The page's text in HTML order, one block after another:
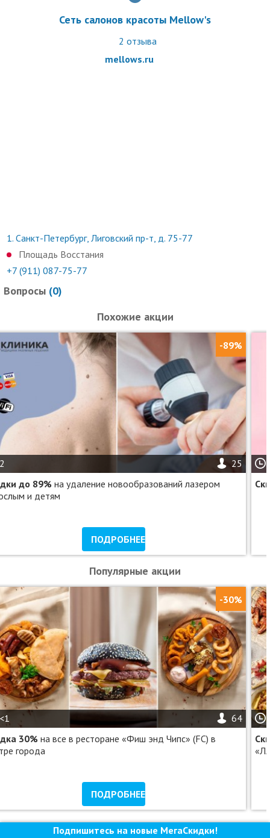
Для получения скидки необходимо предъявить
неиспользованный ранее купон с уникальным номером на
Сеть салонов красоты Mellow's
2 отзыва
mellows.ru
1. Санкт-Петербург, Лиговский пр-т, д. 75-77
Площадь Восстания
+7 (911) 087-75-77
Вопросы (0)
Похожие акции
-89%
2
25
до 89% на удаление новообразований лазером
и детям
ПОДРОБНЕЕ
Популярные акции
-30%
<1
64
30% на все в ресторане «Фиш энд Чипс» (FC) в
города
ПОДРОБНЕЕ
Подпишитесь на новые МегаСкидки!